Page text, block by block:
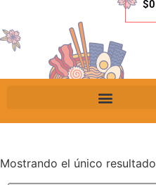
$0
Mostrando el único resultado